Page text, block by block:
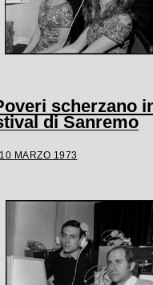
scherzano
di Sanremo
MARZO 1973